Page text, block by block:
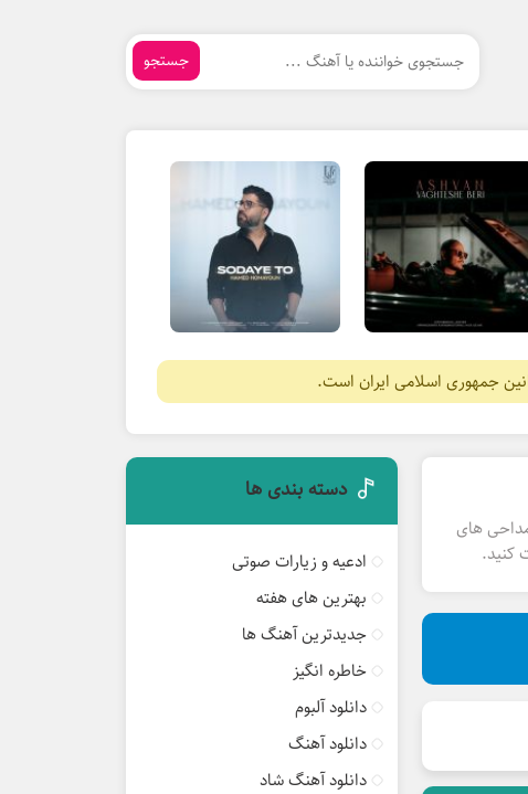
جستجو
جمهوری اسلامی ایران است.
های
کنید.
دسته بندی ها
ادعیه و زیارات صوتی
بهترین های هفته
جدیدترین آهنگ ها
خاطره انگیز
دانلود آلبوم
دانلود آهنگ
دانلود آهنگ شاد